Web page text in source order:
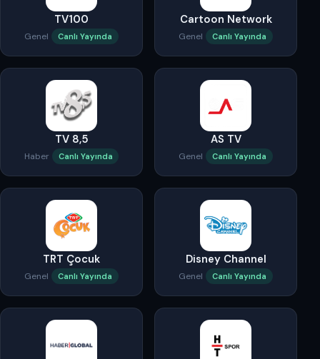
TV100
Genel Canlı Yayında
Cartoon Network
Genel Canlı Yayında
TV 8,5
Haber Canlı Yayında
AS TV
Genel Canlı Yayında
TRT Çocuk
Genel Canlı Yayında
Disney Channel
Genel Canlı Yayında